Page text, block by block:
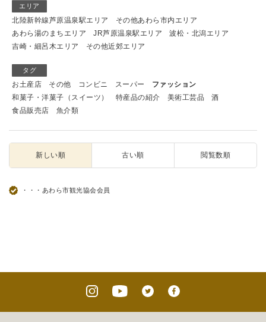
エリア
北陸新幹線芦原温泉駅エリア
その他あわら市内エリア
あわら湯のまちエリア
JR芦原温泉駅エリア
波松・北潟エリア
吉崎・細呂木エリア
その他近郊エリア
タグ
お土産店 その他 コンビニ スーパー
ファッション
和菓子・洋菓子（スイーツ）
特産品の紹介 美術工芸品
酒
食品販売店
魚介類
新しい順 古い順 閲覧数順
・・・あわら市観光協会会員